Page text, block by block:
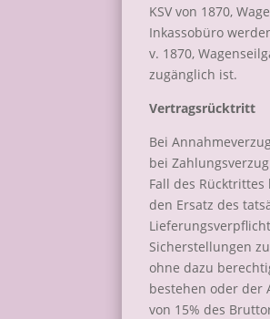
KSV von 1870,
Inkassobüro
v. 1870,
zugänglich ist.
Vertragsrücktritt
Bei
bei
Fall des
den Ersatz des
Sicherstellungen
ohne dazu
bestehen oder der
von 15% des